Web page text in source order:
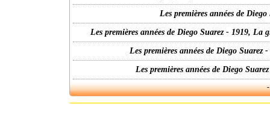
Les premières années de
Les premières années de Diego Suarez - 1919,
Les premières années de Diego
Les premières années de Diego